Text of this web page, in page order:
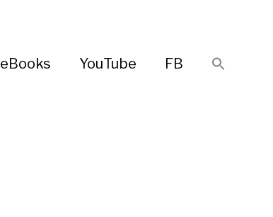
eBooks YouTube FB